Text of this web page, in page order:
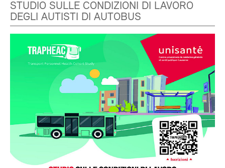
STUDIO SULLE CONDIZIONI DI LAVORO
DEGLI AUTISTI DI AUTOBUS